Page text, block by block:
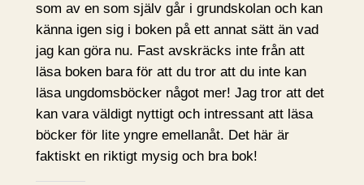
som av en som själv går i grundskolan och kan
känna igen sig i boken på ett annat sätt än vad
jag kan göra nu. Fast avskräcks inte från att
läsa boken bara för att du tror att du inte kan
läsa ungdomsböcker något mer! Jag tror att det
kan vara väldigt nyttigt och intressant att läsa
böcker för lite yngre emellanåt. Det här är
faktiskt en riktigt mysig och bra bok!